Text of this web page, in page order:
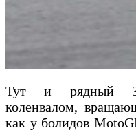
Тут и рядный 3-
коленвалом,
как у болидов